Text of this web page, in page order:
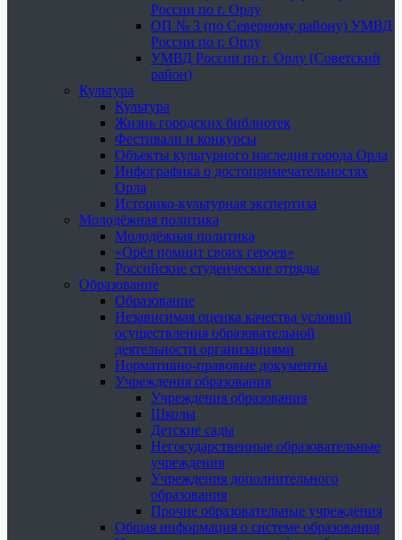
России по г. Орлу
ОП № 3 (по Северному району) УМВД
России по г. Орлу
УМВД России по г. Орлу (Советский
район)
Культура
Культура
Жизнь городских библиотек
Фестивали и конкурсы
Объекты культурного наследия города Орла
Инфографика о достопримечательностях
Орла
Историко-культурная экспертиза
Молодёжная политика
Молодёжная политика
«Орёл помнит своих героев»
Российские студенческие отряды
Образование
Образование
Независимая оценка качества условий
осуществления образовательной
деятельности организациями
Нормативно-правовые документы
Учреждения образования
Учреждения образования
Школы
Детские сады
Негосударственные образовательные
учреждения
Учреждения дополнительного
образования
Прочие образовательные учреждения
Общая информация о системе образования